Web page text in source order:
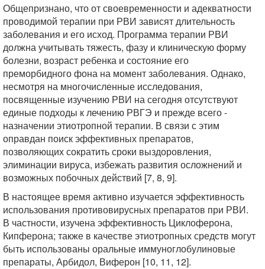
Общепризнано, что от своевременности и адекватности
проводимой терапии при РВИ зависят длительность
заболевания и его исход. Программа терапии РВИ
должна учитывать тяжесть, фазу и клиническую форму
болезни, возраст ребенка и состояние его
преморбидного фона на момент заболевания. Однако,
несмотря на многочисленные исследования,
посвященные изучению РВИ на сегодня отсутствуют
единые подходы к лечению РВГЭ и прежде всего -
назначении этиотропной терапии. В связи с этим
оправдан поиск эффективных препаратов,
позволяющих сократить сроки выздоровления,
элиминации вируса, избежать развития осложнений и
возможных побочных действий [7, 8, 9].
В настоящее время активно изучается эффективность
использования противовирусных препаратов при РВИ.
В частности, изучена эффективность Циклоферона,
Кипферона; также в качестве этиотропных средств могут
быть использованы оральные иммуноглобулиновые
препараты, Арбидол, Виферон [10, 11, 12].